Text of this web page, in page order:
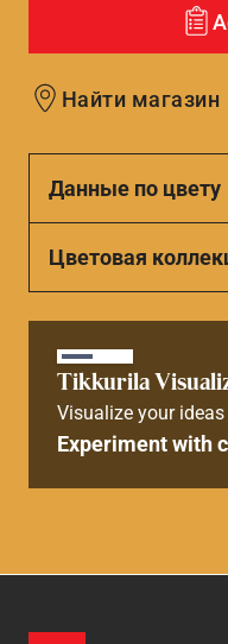
Найти магазин
Данные по цвету
Цветовая
Tikkurila
Visualize your
Experiment with